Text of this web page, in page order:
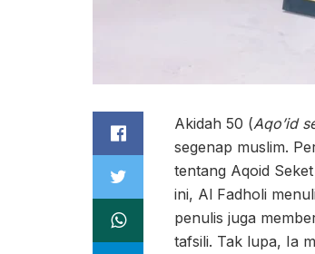
Akidah 50 (Aqo’id
segenap muslim.
tentang Aqoid
ini, Al Fadholi
penulis juga
tafsili. Tak lupa, Ia